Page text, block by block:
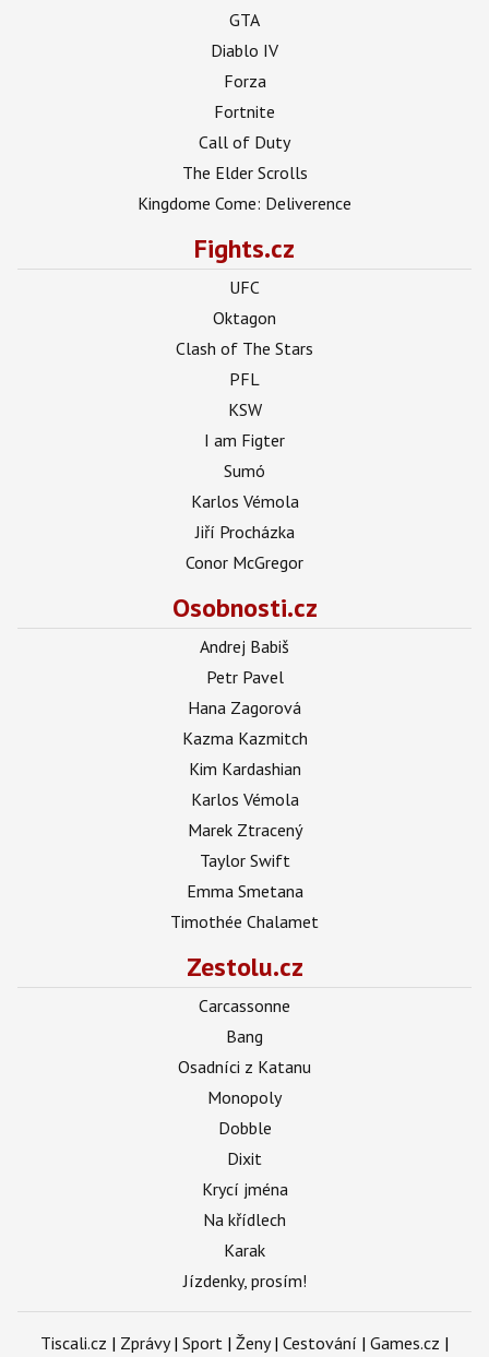
GTA
Diablo IV
Forza
Fortnite
Call of Duty
The Elder Scrolls
Kingdome Come: Deliverence
Fights.cz
UFC
Oktagon
Clash of The Stars
PFL
KSW
I am Figter
Sumó
Karlos Vémola
Jiří Procházka
Conor McGregor
Osobnosti.cz
Andrej Babiš
Petr Pavel
Hana Zagorová
Kazma Kazmitch
Kim Kardashian
Karlos Vémola
Marek Ztracený
Taylor Swift
Emma Smetana
Timothée Chalamet
Zestolu.cz
Carcassonne
Bang
Osadníci z Katanu
Monopoly
Dobble
Dixit
Krycí jména
Na křídlech
Karak
Jízdenky, prosím!
Tiscali.cz | Zprávy| Sport | Ženy| Cestování | Games.cz |